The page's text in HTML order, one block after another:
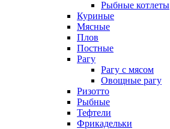
Рыбные котлеты
Куриные
Мясные
Плов
Постные
Рагу
Рагу с мясом
Овощные рагу
Ризотто
Рыбные
Тефтели
Фрикадельки